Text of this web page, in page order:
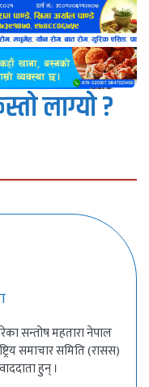
लाग्यो ?
सन्तोष महतारा नेपाल
समाचार समिति (रासस)
हुन् ।